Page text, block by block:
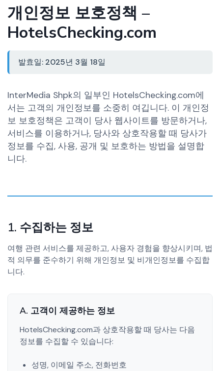
개인정보 보호정책 –
HotelsChecking.com
발효일: 2025년 3월 18일
InterMedia Shpk의 일부인 HotelsChecking.com에
서는 고객의 개인정보를 소중히 여깁니다. 이 개인정
보 보호정책은 고객이 당사 웹사이트를 방문하거나,
서비스를 이용하거나, 당사와 상호작용할 때 당사가
정보를 수집, 사용, 공개 및 보호하는 방법을 설명합
니다.
1. 수집하는 정보
여행 관련 서비스를 제공하고, 사용자 경험을 향상시키며, 법
적 의무를 준수하기 위해 개인정보 및 비개인정보를 수집합
니다.
A. 고객이 제공하는 정보
HotelsChecking.com과 상호작용할 때 당사는 다음
정보를 수집할 수 있습니다:
성명, 이메일 주소, 전화번호